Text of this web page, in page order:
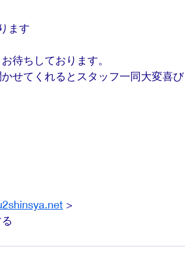
ます
待ちしております。
せてくれるとスタッフ一同大変喜
>